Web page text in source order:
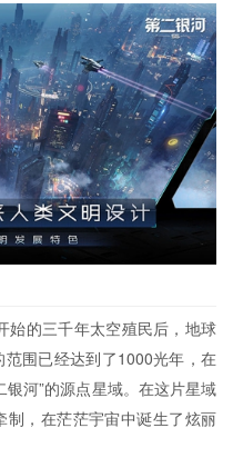
的三千年太空殖民后，地球
围已经达到了1000光年，在
河”的源点星域。在这片星域
，在茫茫宇宙中诞生了炫丽